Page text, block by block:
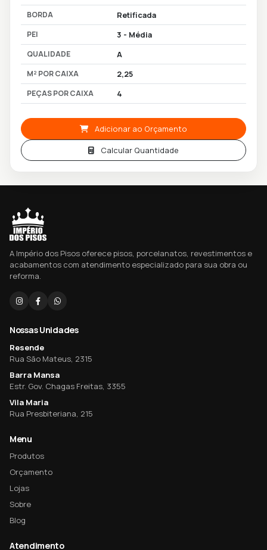
BORDA Retificada
PEI 3 - Média
QUALIDADE A
M² POR CAIXA 2,25
PEÇAS POR CAIXA 4
Adicionar ao Orçamento
Calcular Quantidade
A Império dos Pisos oferece pisos, porcelanatos, revestimentos e
acabamentos com atendimento especializado para sua obra ou
reforma.
Nossas Unidades
Resende
Rua São Mateus, 2315
Barra Mansa
Estr. Gov. Chagas Freitas, 3355
Vila Maria
Rua Presbiteriana, 215
Menu
Produtos
Orçamento
Lojas
Sobre
Blog
Atendimento